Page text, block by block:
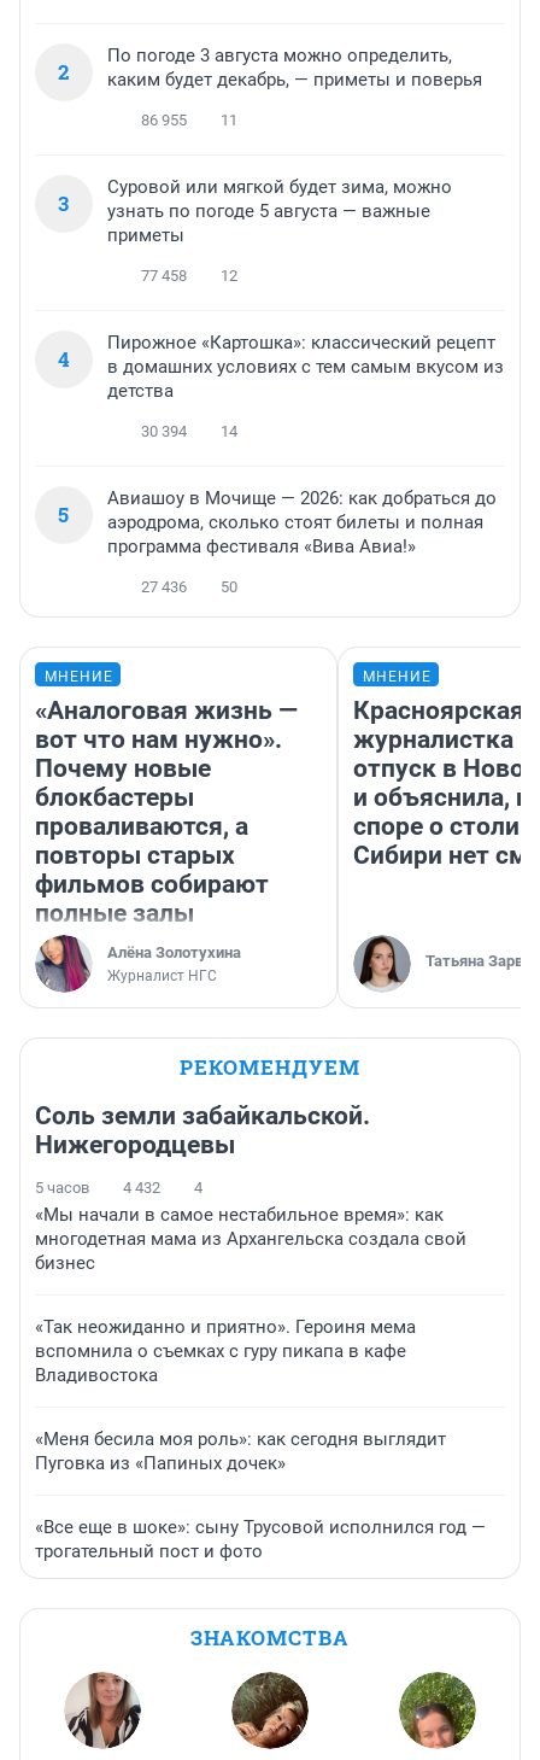
2
По погоде 3 августа можно определить,
каким будет декабрь, — приметы и поверья
86 955 11
3
Суровой или мягкой будет зима, можно
узнать по погоде 5 августа — важные
приметы
77 458 12
4
Пирожное «Картошка»: классический рецепт
в домашних условиях с тем самым вкусом из
детства
30 394 14
5
Авиашоу в Мочище — 2026: как добраться до
аэродрома, сколько стоят билеты и полная
программа фестиваля «Вива Авиа!»
27 436 50
МНЕНИЕ
«Аналоговая жизнь —
вот что нам нужно».
Почему новые
блокбастеры
проваливаются, а
повторы старых
фильмов собирают
полные залы
Алёна Золотухина
Журналист НГС
МНЕНИЕ
Красноярская
журналистка
отпуск в
и объяснила,
споре о
Сибири нет
Татьяна Зарва
РЕКОМЕНДУЕМ
Соль земли забайкальской.
Нижегородцевы
5 часов 4 432 4
«Мы начали в самое нестабильное время»: как
многодетная мама из Архангельска создала свой
бизнес
«Так неожиданно и приятно». Героиня мема
вспомнила о съемках с гуру пикапа в кафе
Владивостока
«Меня бесила моя роль»: как сегодня выглядит
Пуговка из «Папиных дочек»
«Все еще в шоке»: сыну Трусовой исполнился год —
трогательный пост и фото
ЗНАКОМСТВА